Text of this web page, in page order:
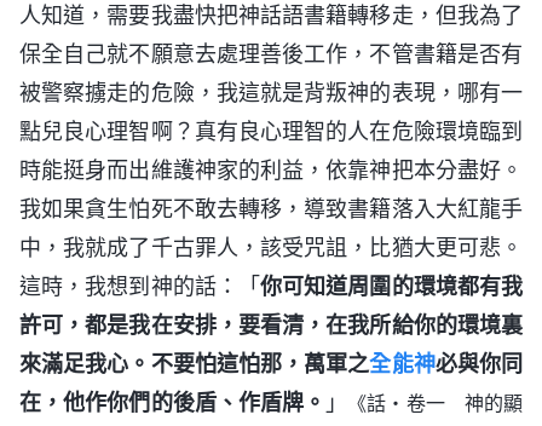
人知道，需要我盡快把神話語書籍轉移走，但我為了
保全自己就不願意去處理善後工作，不管書籍是否有
被警察擄走的危險，我這就是背叛神的表現，哪有一
點兒良心理智啊？真有良心理智的人在危險環境臨到
時能挺身而出維護神家的利益，依靠神把本分盡好。
我如果貪生怕死不敢去轉移，導致書籍落入大紅龍手
中，我就成了千古罪人，該受咒詛，比猶大更可悲。
這時，我想到神的話：「你可知道周圍的環境都有我
許可，都是我在安排，要看清，在我所給你的環境裏
來滿足我心。不要怕這怕那，萬軍之全能神必與你同
在，他作你們的後盾、作盾牌。 」
《話・卷一 神的顯